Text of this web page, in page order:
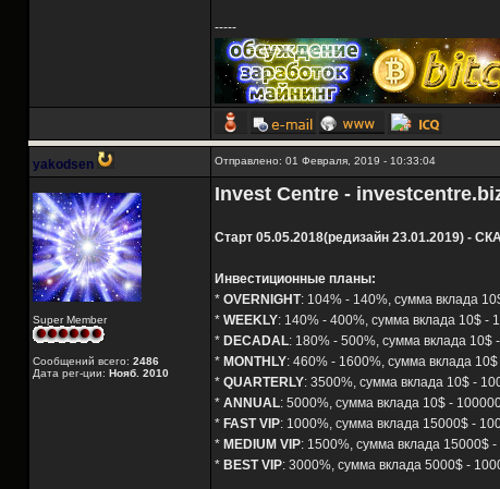
-----
yakodsen Отправлено: 01 Февраля, 2019 - 10:33:04
Super Member
Сообщений всего: 2486
Дата рег-ции: Нояб. 2010
Invest Centre -
Старт 05.05.2018(редизайн 23.01.2019) -
Инвестиционные планы:
* OVERNIGHT: 104% - 140%, сумма вклада
* WEEKLY: 140% - 400%, сумма вклада 10$ -
* DECADAL: 180% - 500%, сумма вклада 10$
* MONTHLY: 460% - 1600%, сумма вклада
* QUARTERLY: 3500%, сумма вклада 10$ -
* ANNUAL: 5000%, сумма вклада 10$ -
* FAST VIP: 1000%, сумма вклада 15000$ -
* MEDIUM VIP: 1500%, сумма вклада 15000$
* BEST VIP: 3000%, сумма вклада 5000$ -